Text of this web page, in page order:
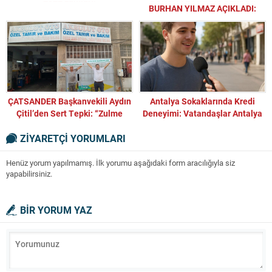
BURHAN YILMAZ AÇIKLADI:
HALKA ARZLARDA BELİRLENEN
ÖLÇÜTLER BORSAYI NASIL
ETKİLEYECEK?
ÇATSANDER Başkanvekili Aydın
Çitil’den Sert Tepki: “Zulme
Vakti Yaklaşıyor!”
Antalya Sokaklarında Kredi
Deneyimi: Vatandaşlar Antalya
ZİYARETÇİ YORUMLARI
Henüz yorum yapılmamış. İlk yorumu aşağıdaki form aracılığıyla siz
yapabilirsiniz.
BİR YORUM YAZ